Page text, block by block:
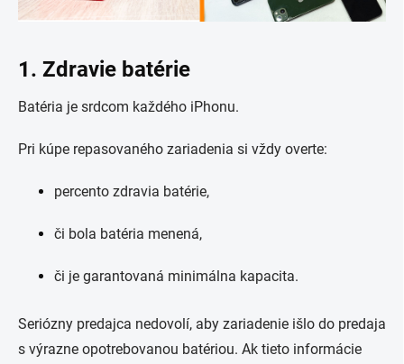
1. Zdravie batérie
Batéria je srdcom každého iPhonu.
Pri kúpe repasovaného zariadenia si vždy overte:
percento zdravia batérie,
či bola batéria menená,
či je garantovaná minimálna kapacita.
Seriózny predajca nedovolí, aby zariadenie išlo do predaja
s výrazne opotrebovanou batériou. Ak tieto informácie